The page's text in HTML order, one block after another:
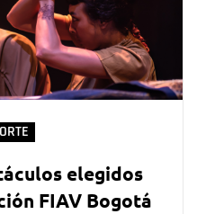
elegidos
FIAV Bogotá